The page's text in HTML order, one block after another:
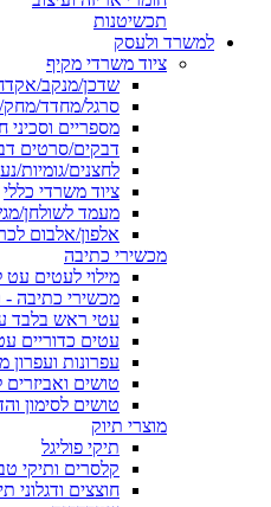
תכשיטנות
למשרד ולעסק
ציוד משרדי מקיף
שדכן/מנקב/
סרגל/מחדד/
מספריים וסכיני
דבקים/סרטים
לחצנים/גומיות/
ציוד משרדי כללי
מעמד לשולחן/
אלפון/אלבום
מכשירי כתיבה
מילוי לעטים עט
מכשירי כתיבה -
עטי ראש בלבד
עטים כדוריים
עפרונות ועפרון
טושים ואביזרים
טושים לסימון
מוצרי תיוק
תיקי פוליגל
קלסרים ותיקי
חוצצים ודגלוני